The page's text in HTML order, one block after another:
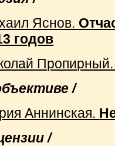
Яснов.
годов
/
Аннинская.
/